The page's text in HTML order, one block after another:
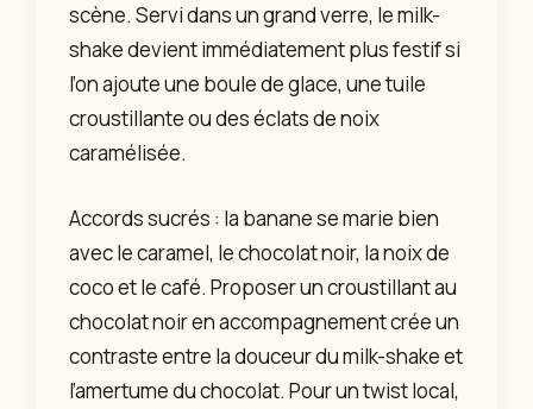
scène. Servi dans un grand verre, le milk-
shake devient immédiatement plus festif si
l’on ajoute une boule de glace, une tuile
croustillante ou des éclats de noix
caramélisée.
Accords sucrés : la banane se marie bien
avec le caramel, le chocolat noir, la noix de
coco et le café. Proposer un croustillant au
chocolat noir en accompagnement crée un
contraste entre la douceur du milk-shake et
l’amertume du chocolat. Pour un twist local,